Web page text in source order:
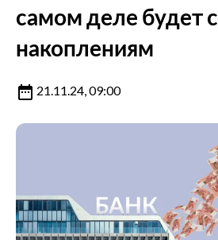
самом деле будет с
накоплениям
21.11.24, 09:00